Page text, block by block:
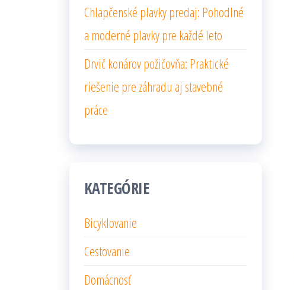
Chlapčenské plavky predaj: Pohodlné
a moderné plavky pre každé leto
Drvič konárov požičovňa: Praktické
riešenie pre záhradu aj stavebné
práce
KATEGÓRIE
Bicyklovanie
Cestovanie
Domácnosť